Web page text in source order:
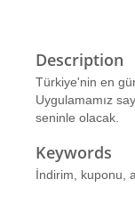
Description
Türkiye'nin en
Uygulamamız
seninle olacak.
Keywords
İndirim, kuponu,